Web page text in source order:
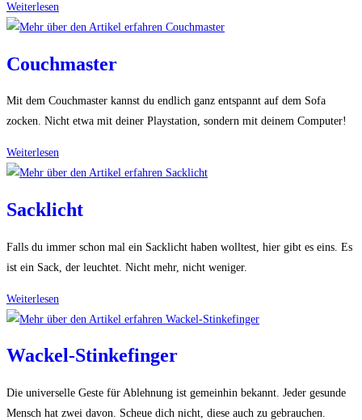
Weiterlesen
Bug-
Salt
Couchmaster
Mit dem Couchmaster kannst du endlich ganz entspannt auf dem Sofa
zocken. Nicht etwa mit deiner Playstation, sondern mit deinem Computer!
Weiterlesen
Sacklicht
Falls du immer schon mal ein Sacklicht haben wolltest, hier gibt es eins. Es
ist ein Sack, der leuchtet. Nicht mehr, nicht weniger.
Weiterlesen
Wackel-Stinkefinger
Die universelle Geste für Ablehnung ist gemeinhin bekannt. Jeder gesunde
Mensch hat zwei davon. Scheue dich nicht, diese auch zu gebrauchen.